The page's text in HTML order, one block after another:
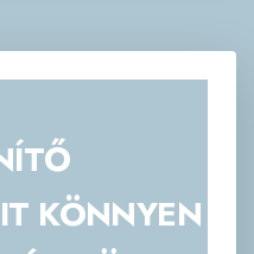
KÖNNYEN